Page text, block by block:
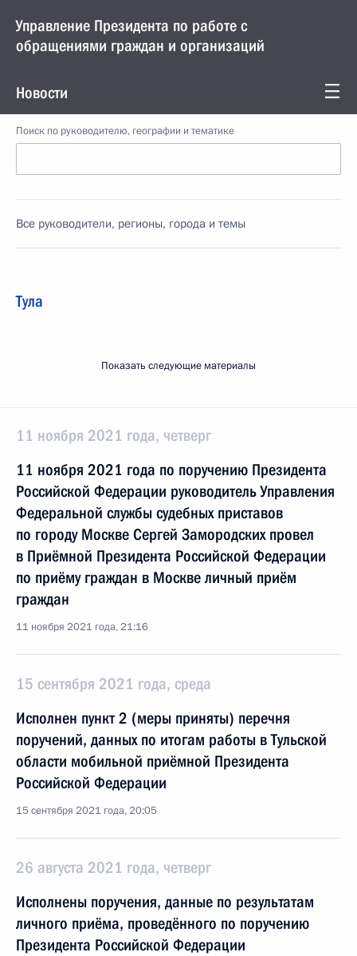
Управление Президента по работе с
обращениями граждан и организаций
Новости
Поиск по руководителю, географии и тематике
Все руководители, регионы, города и темы
Тула
Показать следующие материалы
11 ноября 2021 года, четверг
11 ноября 2021 года по поручению Президента
Российской Федерации руководитель Управления
Федеральной службы судебных приставов
по городу Москве Сергей Замородских провел
в Приёмной Президента Российской Федерации
по приёму граждан в Москве личный приём
граждан
11 ноября 2021 года, 21:16
15 сентября 2021 года, среда
Исполнен пункт 2 (меры приняты) перечня
поручений, данных по итогам работы в Тульской
области мобильной приёмной Президента
Российской Федерации
15 сентября 2021 года, 20:05
26 августа 2021 года, четверг
Исполнены поручения, данные по результатам
личного приёма, проведённого по поручению
Президента Российской Федерации